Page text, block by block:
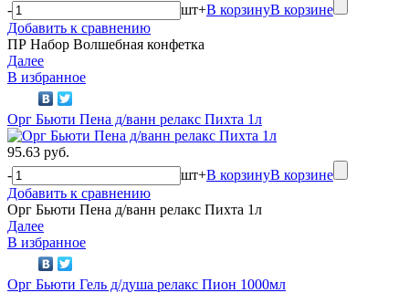
-
шт+В корзинуВ корзине
Добавить к сравнению
ПР Набор Волшебная конфетка
Далее
В избранное
Орг Бьюти Пена д/ванн релакс Пихта 1л
95.63 руб.
-
шт+В корзинуВ корзине
Добавить к сравнению
Орг Бьюти Пена д/ванн релакс Пихта 1л
Далее
В избранное
Орг Бьюти Гель д/душа релакс Пион 1000мл